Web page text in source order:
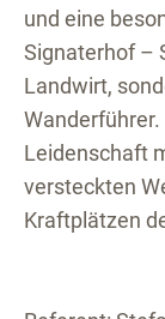
und eine
Signaterhof –
Landwirt,
Leidenschaft
versteckten
Kraftplätzen